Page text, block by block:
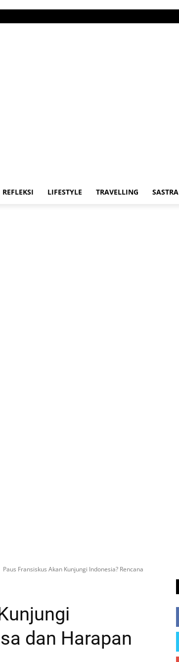
REFLEKSI LIFESTYLE TRAVELLING SASTRA
Paus Fransiskus Akan Kunjungi Indonesia? Rencana
dan Harapan